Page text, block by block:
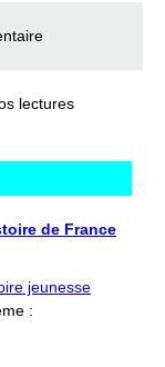
lectures
de France
jeunesse
: